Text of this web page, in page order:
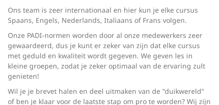
Ons team is zeer internationaal en hier kun je elke cursus
Spaans, Engels, Nederlands, Italiaans of Frans volgen.
Onze PADI-normen worden door al onze medewerkers zeer
gewaardeerd, dus je kunt er zeker van zijn dat elke cursus
met geduld en kwaliteit wordt gegeven. We geven les in
kleine groepen, zodat je zeker optimaal van de ervaring zult
genieten!
Wil je je brevet halen en deel uitmaken van de "duikwereld"
of ben je klaar voor de laatste stap om pro te worden? Wij zijn